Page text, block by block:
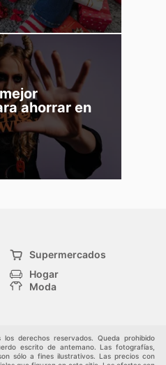
ahorrar en
Supermercados
Hogar
Moda
derechos reservados. Queda prohibido
escrito de antemano. Las fotografías,
sólo a fines ilustrativos. Las precios con